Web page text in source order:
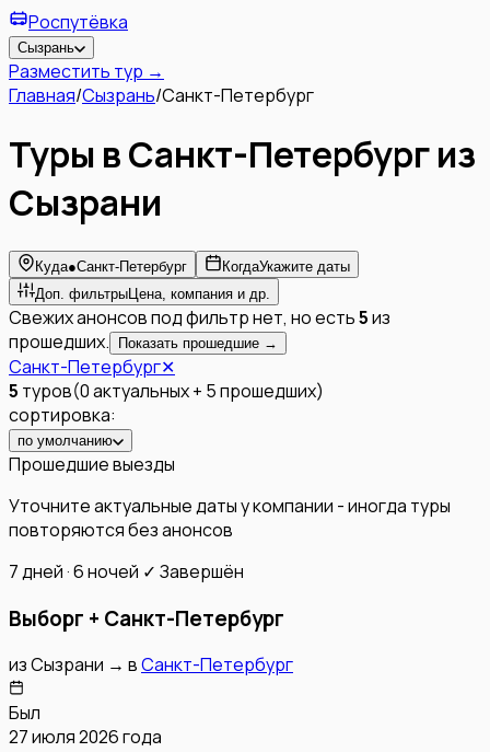
Роспутёвка
Сызрань
Разместить тур →
Главная/Сызрань/Санкт-Петербург
Туры в Санкт-Петербург из
Сызрани
Куда●Санкт-Петербург КогдаУкажите даты
Доп. фильтры Цена, компания и др.
Свежих анонсов под фильтр нет, но есть5из
прошедших.
Показать прошедшие →
Санкт-Петербург✕
5 туров(0актуальных+ 5прошедших)
сортировка:
по умолчанию
Прошедшие выезды
Уточните актуальные даты у компании - иногда туры
повторяются без анонсов
7 дней · 6 ночей ✓ Завершён
Выборг + Санкт-Петербург
изСызрани → вСанкт-Петербург
Был
27 июля 2026 года